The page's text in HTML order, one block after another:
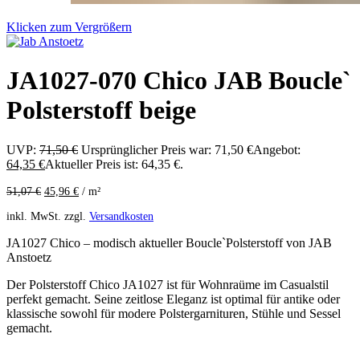
Klicken zum Vergrößern
JA1027-070 Chico JAB Boucle`
Polsterstoff beige
UVP: 71,50€ Ursprünglicher Preis war: 71,50 €Angebot:
64,35 €Aktueller Preis ist: 64,35 €.
51,07€ 45,96 € / m²
inkl. MwSt. zzgl. Versandkosten
JA1027 Chico – modisch aktueller Boucle`Polsterstoff von JAB
Anstoetz
Der Polsterstoff Chico JA1027 ist für Wohnraüme im Casualstil
perfekt gemacht. Seine zeitlose Eleganz ist optimal für antike oder
klassische sowohl für modere Polstergarnituren, Stühle und Sessel
gemacht.